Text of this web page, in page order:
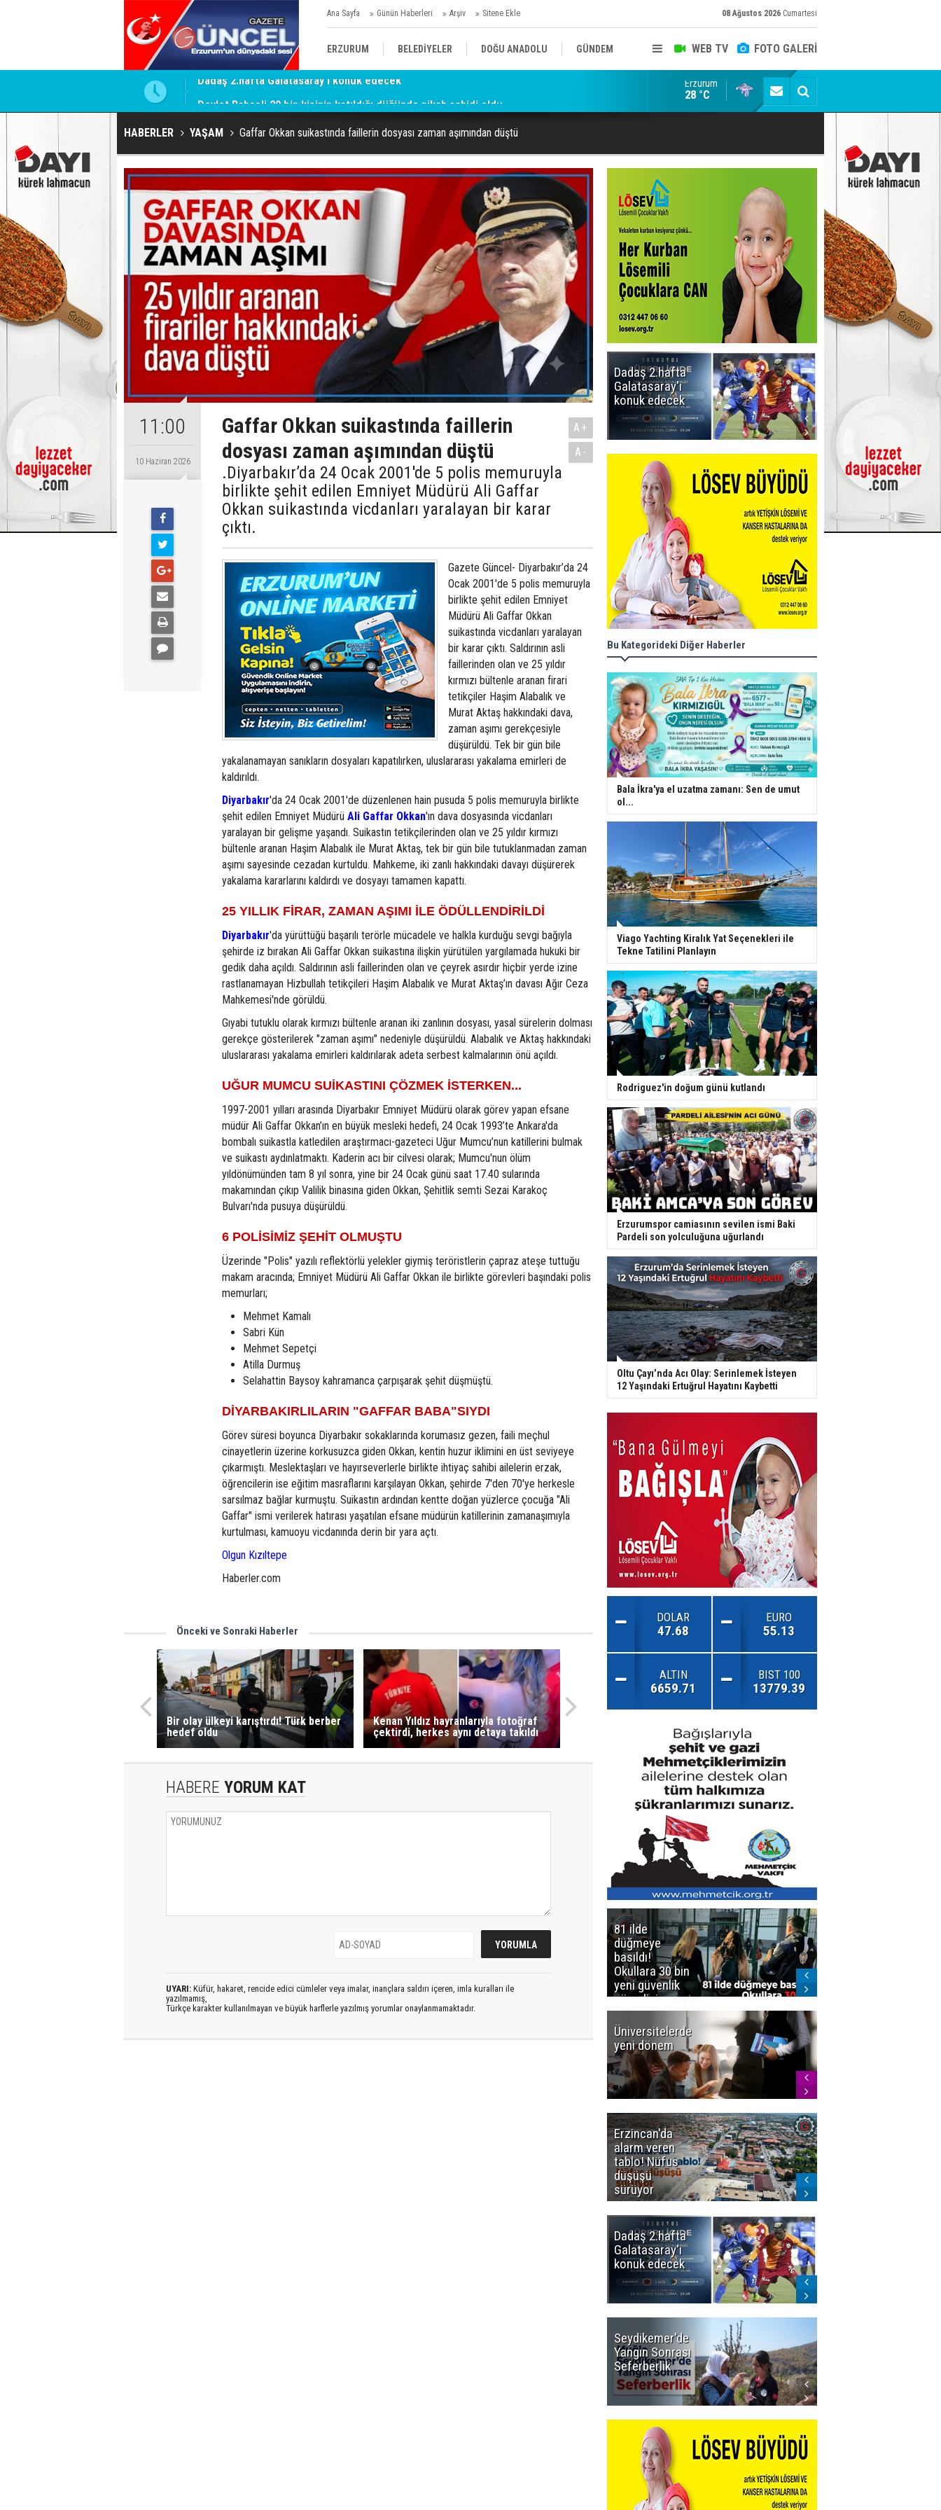
Ana Sayfa Günün Haberleri Arşiv Sitene Ekle 08 Ağustos 2026 Cumartesi
WEB TV FOTO GALERİ
ERZURUM BELEDİYELER DOĞU ANADOLU GÜNDEM
KÜLTÜR/SANAT//MAĞAZİN BODRUM
Devlet Bahçeli 20 bin kişinin katıldığı düğünde nikah şahidi oldu Gülistan Doku Dosyasında Siyah Helikopter
Erzurum
28 °C
HABERLER YAŞAM Gaffar Okkan suikastında faillerin dosyası zaman aşımından düştü
11:00
10 Haziran 2026
Gaffar Okkan suikastında faillerin
dosyası zaman aşımından düştü
.Diyarbakır’da 24 Ocak 2001'de 5 polis memuruyla
birlikte şehit edilen Emniyet Müdürü Ali Gaffar
Okkan suikastında vicdanları yaralayan bir karar
çıktı.
A+
A-
Gazete Güncel- Diyarbakır’da 24
Ocak 2001'de 5 polis memuruyla
birlikte şehit edilen Emniyet
Müdürü Ali Gaffar Okkan
suikastında vicdanları yaralayan
bir karar çıktı. Saldırının asli
faillerinden olan ve 25 yıldır
kırmızı bültenle aranan firari
tetikçiler Haşim Alabalık ve
Murat Aktaş hakkındaki dava,
zaman aşımı gerekçesiyle
düşürüldü. Tek bir gün bile
yakalanamayan sanıkların dosyaları kapatılırken, uluslararası yakalama emirleri de
kaldırıldı.
Diyarbakır'da 24 Ocak 2001'de düzenlenen hain pusuda 5 polis memuruyla birlikte
şehit edilen Emniyet Müdürü Ali Gaffar Okkan'ın dava dosyasında vicdanları
yaralayan bir gelişme yaşandı. Suikastın tetikçilerinden olan ve 25 yıldır kırmızı
bültenle aranan Haşim Alabalık ile Murat Aktaş, tek bir gün bile tutuklanmadan zaman
aşımı sayesinde cezadan kurtuldu. Mahkeme, iki zanlı hakkındaki davayı düşürerek
yakalama kararlarını kaldırdı ve dosyayı tamamen kapattı.
25 YILLIK FİRAR, ZAMAN AŞIMI İLE ÖDÜLLENDİRİLDİ
Diyarbakır'da yürüttüğü başarılı terörle mücadele ve halkla kurduğu sevgi bağıyla
şehirde iz bırakan Ali Gaffar Okkan suikastına ilişkin yürütülen yargılamada hukuki bir
gedik daha açıldı. Saldırının asli faillerinden olan ve çeyrek asırdır hiçbir yerde izine
rastlanamayan Hizbullah tetikçileri Haşim Alabalık ve Murat Aktaş’ın davası Ağır Ceza
Mahkemesi'nde görüldü.
Gıyabi tutuklu olarak kırmızı bültenle aranan iki zanlının dosyası, yasal sürelerin dolması
gerekçe gösterilerek "zaman aşımı" nedeniyle düşürüldü. Alabalık ve Aktaş hakkındaki
uluslararası yakalama emirleri kaldırılarak adeta serbest kalmalarının önü açıldı.
UĞUR MUMCU SUİKASTINI ÇÖZMEK İSTERKEN...
1997-2001 yılları arasında Diyarbakır Emniyet Müdürü olarak görev yapan efsane
müdür Ali Gaffar Okkan’ın en büyük mesleki hedefi, 24 Ocak 1993’te Ankara'da
bombalı suikastla katledilen araştırmacı-gazeteci Uğur Mumcu’nun katillerini bulmak
ve suikastı aydınlatmaktı. Kaderin acı bir cilvesi olarak; Mumcu'nun ölüm
yıldönümünden tam 8 yıl sonra, yine bir 24 Ocak günü saat 17.40 sularında
makamından çıkıp Valilik binasına giden Okkan, Şehitlik semti Sezai Karakoç
Bulvarı'nda pusuya düşürüldü.
6 POLİSİMİZ ŞEHİT OLMUŞTU
Üzerinde "Polis" yazılı reflektörlü yelekler giymiş teröristlerin çapraz ateşe tuttuğu
makam aracında; Emniyet Müdürü Ali Gaffar Okkan ile birlikte görevleri başındaki polis
memurları;
Mehmet Kamalı
Sabri Kün
Mehmet Sepetçi
Atilla Durmuş
Selahattin Baysoy kahramanca çarpışarak şehit düşmüştü.
DİYARBAKIRLILARIN "GAFFAR BABA"SIYDI
Görev süresi boyunca Diyarbakır sokaklarında korumasız gezen, faili meçhul
cinayetlerin üzerine korkusuzca giden Okkan, kentin huzur iklimini en üst seviyeye
çıkarmıştı. Meslektaşları ve hayırseverlerle birlikte ihtiyaç sahibi ailelerin erzak,
öğrencilerin ise eğitim masraflarını karşılayan Okkan, şehirde 7'den 70'ye herkesle
sarsılmaz bağlar kurmuştu. Suikastın ardından kentte doğan yüzlerce çocuğa "Ali
Gaffar" ismi verilerek hatırası yaşatılan efsane müdürün katillerinin zamanaşımıyla
kurtulması, kamuoyu vicdanında derin bir yara açtı.
Olgun Kızıltepe
Haberler.com
Önceki ve Sonraki Haberler
Bir olay ülkeyi karıştırdı! Türk berber
hedef oldu
Kenan Yıldız hayranlarıyla fotoğraf
çektirdi, herkes aynı detaya takıldı
HABERE YORUM KAT
UYARI: Küfür, hakaret, rencide edici cümleler veya imalar, inançlara saldırı içeren, imla kuralları ile
yazılmamış,
Türkçe karakter kullanılmayan ve büyük harflerle yazılmış yorumlar onaylanmamaktadır.
Dadaş 2.hafta
Galatasaray'ı
konuk edecek
kadrosunda
Bu Kategorideki Diğer Haberler
Bala İkra'ya el uzatma zamanı: Sen de umut
ol...
Viago Yachting Kiralık Yat Seçenekleri ile
Tekne Tatilini Planlayın
Rodriguez'in doğum günü kutlandı
Erzurumspor camiasının sevilen ismi Baki
Pardeli son yolculuğuna uğurlandı
Oltu Çayı’nda Acı Olay: Serinlemek İsteyen
12 Yaşındaki Ertuğrul Hayatını Kaybetti
DOLAR
47.68
EURO
55.13
ALTIN
6659.71
BIST 100
13779.39
81 ilde
düğmeye
basıldı!
Okullara 30 bin
yeni güvenlik
görevlisi
Üniversitelerde
yeni dönem
Erzincan'da
alarm veren
tablo! Nüfus
düşüşü
sürüyor
Dadaş 2.hafta
Galatasaray'ı
konuk edecek
Seydikemer'de
Yangın Sonrası
Seferberlik